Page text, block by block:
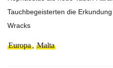
Tauchbegeisterten die
Wracks
Europa, Malta